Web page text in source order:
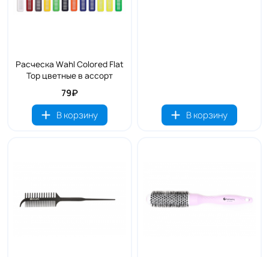
Расческа Wahl Colored Flat
Top цветные в ассорт
79₽
В корзину
В корзину